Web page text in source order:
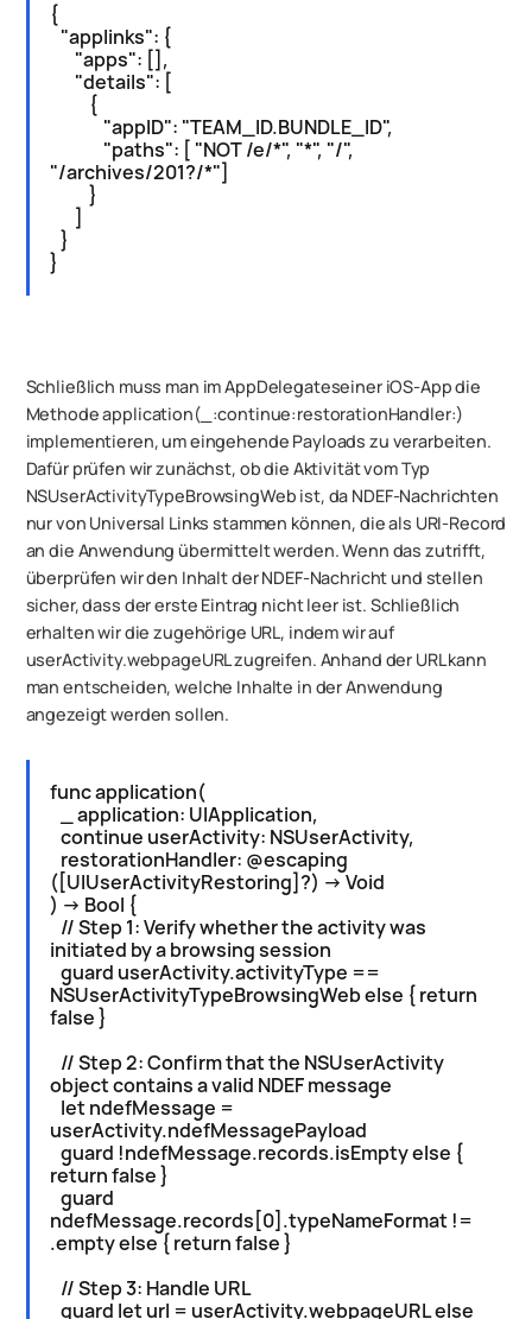
{
"applinks": {
"apps": [],
"details": [
{
"appID": "TEAM_ID.BUNDLE_ID",
"paths": [ "NOT /e/*", "*", "/",
"/archives/201?/*"]
}
]
}
}
Schließlich muss man im AppDelegateseiner iOS-App die
Methode application(_:continue:restorationHandler:)
implementieren, um eingehende Payloads zu verarbeiten.
Dafür prüfen wir zunächst, ob die Aktivität vom Typ
NSUserActivityTypeBrowsingWeb ist, da NDEF-Nachrichten
nur von Universal Links stammen können, die als URI-Record
an die Anwendung übermittelt werden. Wenn das zutrifft,
überprüfen wir den Inhalt der NDEF-Nachricht und stellen
sicher, dass der erste Eintrag nicht leer ist. Schließlich
erhalten wir die zugehörige URL, indem wir auf
userActivity.webpageURL zugreifen. Anhand der URL kann
man entscheiden, welche Inhalte in der Anwendung
angezeigt werden sollen.
func application(
_ application: UIApplication,
continue userActivity: NSUserActivity,
restorationHandler: @escaping
([UIUserActivityRestoring]?) -> Void
) -> Bool {
// Step 1: Verify whether the activity was
initiated by a browsing session
guard userActivity.activityType ==
NSUserActivityTypeBrowsingWeb else { return
false }
// Step 2: Confirm that the NSUserActivity
object contains a valid NDEF message
let ndefMessage =
userActivity.ndefMessagePayload
guard !ndefMessage.records.isEmpty else {
return false }
guard
ndefMessage.records[0].typeNameFormat !=
.empty else { return false }
// Step 3: Handle URL
guard let url = userActivity.webpageURL else